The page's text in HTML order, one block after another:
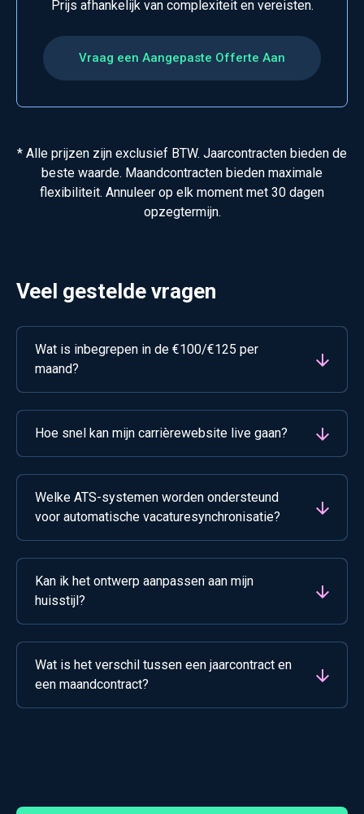
Prijs afhankelijk van complexiteit en vereisten.
Vraag een Aangepaste Offerte Aan
* Alle prijzen zijn exclusief BTW. Jaarcontracten bieden de
beste waarde. Maandcontracten bieden maximale
flexibiliteit. Annuleer op elk moment met 30 dagen
opzegtermijn.
Veel gestelde vragen
Wat is inbegrepen in de €100/€125 per
maand?
Hoe snel kan mijn carrièrewebsite live gaan?
Welke ATS-systemen worden ondersteund
voor automatische vacaturesynchronisatie?
Kan ik het ontwerp aanpassen aan mijn
huisstijl?
Wat is het verschil tussen een jaarcontract en
een maandcontract?